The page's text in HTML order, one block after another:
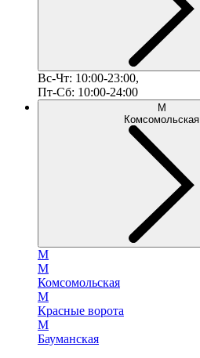
Вс-Чт: 10:00-23:00,
Пт-Сб: 10:00-24:00
М
Комсомольская
М
М
Комсомольская
М
Красные ворота
М
Бауманская